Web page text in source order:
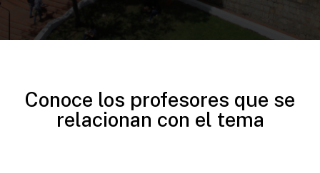
Conoce los profesores que se
relacionan con el tema